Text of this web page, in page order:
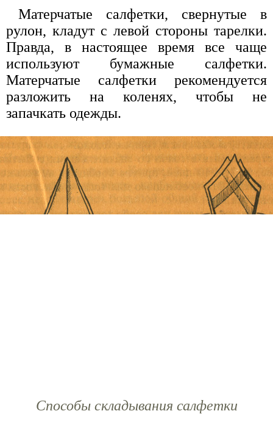
Матерчатые салфетки, свернутые в
рулон, кладут с левой стороны тарелки.
Правда, в настоящее время все чаще
используют бумажные салфетки.
Матерчатые салфетки рекомендуется
разложить на коленях, чтобы не
запачкать одежды.
Способы складывания салфетки